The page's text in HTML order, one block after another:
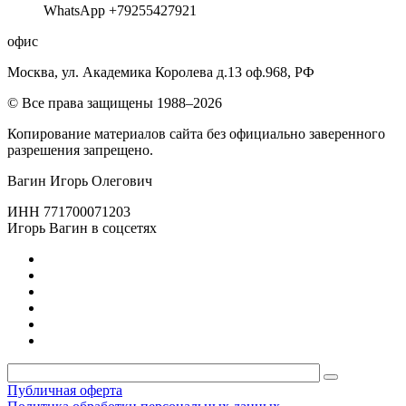
WhatsApp +79255427921
офис
Москва, ул. Академика Королева д.13 оф.968, РФ
© Все права защищены 1988–2026
Копирование материалов сайта без официально заверенного
разрешения запрещено.
Вагин Игорь Олегович
ИНН 771700071203
Игорь Вагин в соцсетях
Публичная оферта